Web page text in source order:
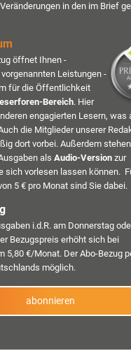
in den im Brief
öffnet Ihnen -
Leistungen -
für die Öffentlichkeit
Bereich. Hier
engagierten Lesern, was
die Mitglieder unserer
dort vorbei. Außerdem
als Audio-Versionzur
sich vorlesen lassen können.
5 € pro Monat sind Sie dabei.
i.d.R. am Donnerstag
Bezugspreis erhöht sich bei
5,80 €/Monat. Der Abo-Bezug
möglich.
abonnieren